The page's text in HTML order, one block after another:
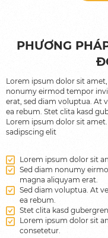
Man-to-
Trại hè
PHƯƠNG
Lorem ipsum dolor sit
nonumy eirmod tempor
erat, sed diam voluptua. At
ea rebum. Stet clita kasd
Lorem ipsum dolor sit
sadipscing elit
Lorem ipsum dolor sit
Sed diam nonumy
magna aliquyam erat.
Sed diam voluptua. At
ea rebum.
Stet clita kasd
Lorem ipsum dolor sit
consetetur.